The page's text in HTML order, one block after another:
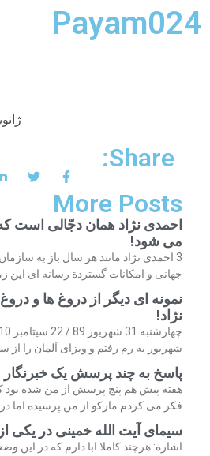
Payam024
ژانویه
Share:
More Posts
احمدی نژاد همان دجّالی است که
می شود!
3 احمدی نژاد مانند هر سال باز به
جهانی و امکانات گستردة رسانه ای این
نمونه ای دیگر از دروغ ها و
نژاد!
شهریور به رم رفتم و ویزای آلمان را از
پاسخ به چند پرسش یک خبرنگار
هفته پیش هم پنج پرسش از من شده بود
فکر می کردم مارکو از من پرسیده اما در
سیمای آیت الله خمینی در یکی
اشاره: هرچند کاملا ابا دارم که در